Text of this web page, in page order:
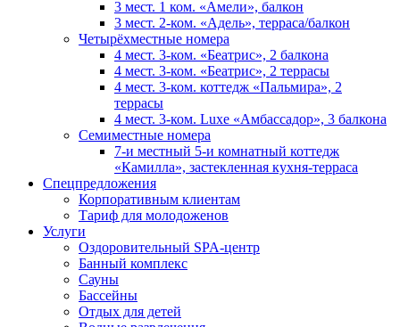
3 мест. 1 ком. «Амели», балкон
3 мест. 2-ком. «Адель», терраса/балкон
Четырёхместные номера
4 мест. 3-ком. «Беатрис», 2 балкона
4 мест. 3-ком. «Беатрис», 2 террасы
4 мест. 3-ком. коттедж «Пальмира», 2
террасы
4 мест. 3-ком. Luxe «Амбассадор», 3 балкона
Семиместные номера
7-и местный 5-и комнатный коттедж
«Камилла», застекленная кухня-терраса
Спецпредложения
Корпоративным клиентам
Тариф для молодоженов
Услуги
Оздоровительный SPA-центр
Банный комплекс
Сауны
Бассейны
Отдых для детей